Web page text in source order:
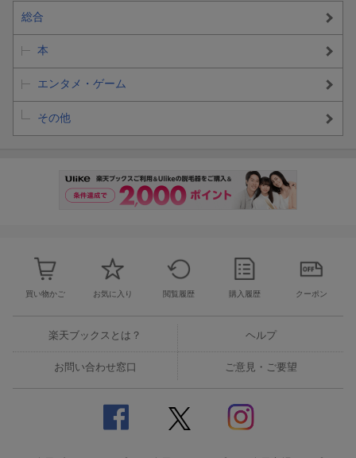
総合
本
エンタメ・ゲーム
その他
買い物かご お気に入り 閲覧履歴 購入履歴 クーポン
楽天ブックスとは？ ヘルプ
お問い合わせ窓口 ご意見・ご要望